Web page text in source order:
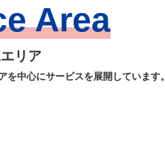
Area
リア
中心にサービスを展開しています。